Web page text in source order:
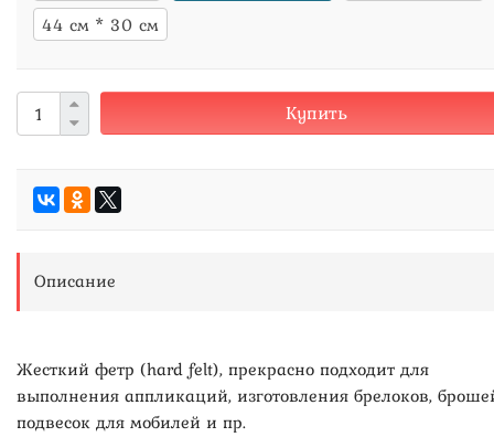
44 см * 30 см
Купить
Описание
Жесткий фетр (hard felt), прекрасно подходит для
выполнения аппликаций, изготовления брелоков,
подвесок для мобилей и пр.